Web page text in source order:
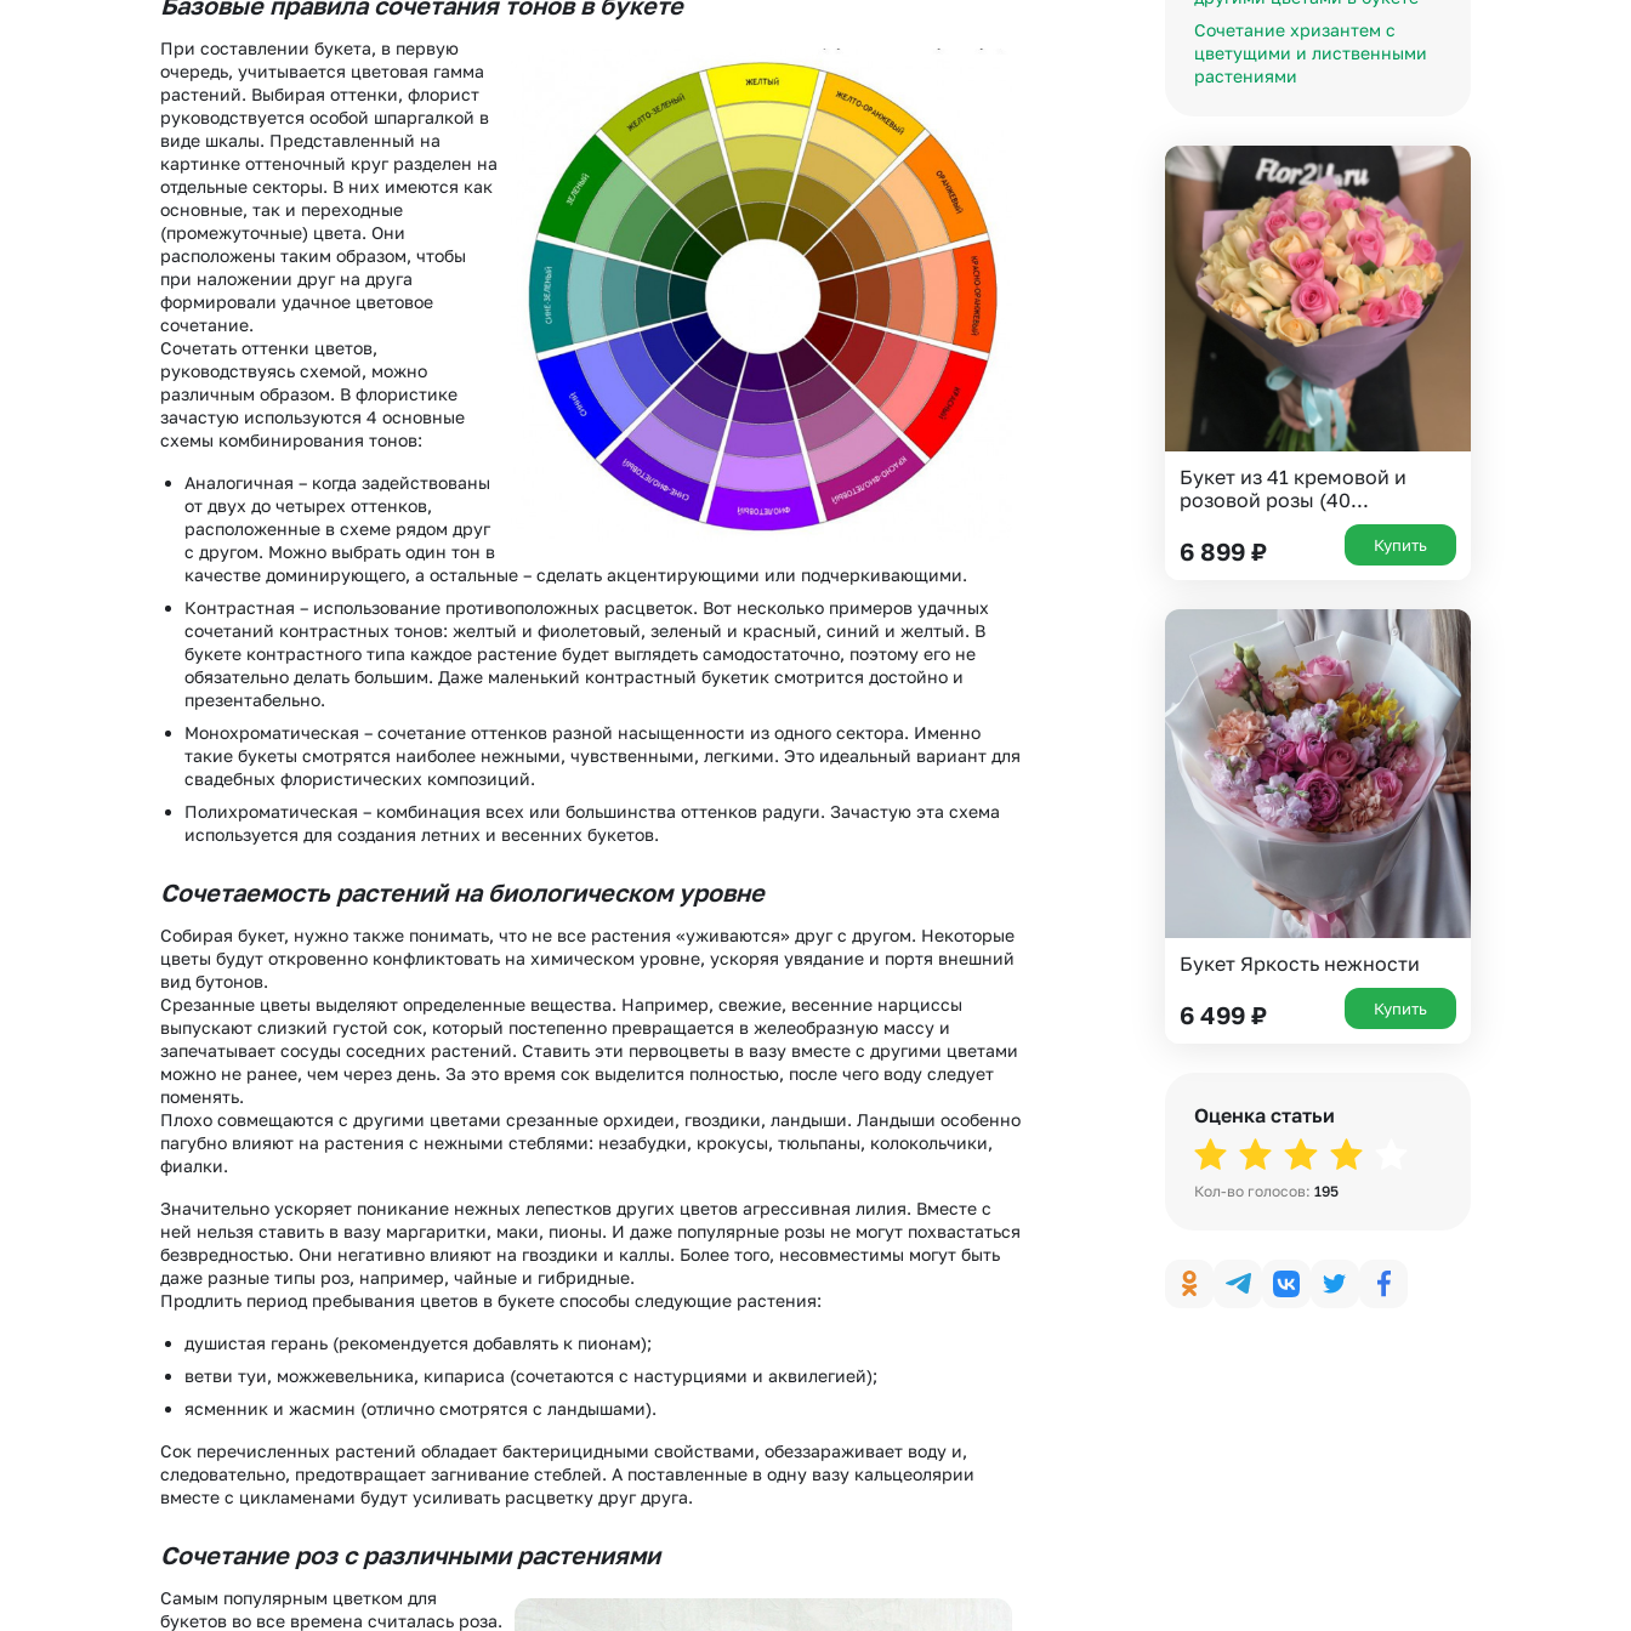
Гвоздики
Гипсофила
Гортензии
Ирисы
Фрезия
Эустома
Хиты продаж
Новинки
До 10000 рублей
Черная пятница
Все категории
Все получатели
При составлении букета, в первую
очередь, учитывается цветовая гамма
растений. Выбирая оттенки, флорист
руководствуется особой шпаргалкой в
виде шкалы. Представленный на
картинке оттеночный круг разделен на
отдельные секторы. В них имеются как
основные, так и переходные
(промежуточные) цвета. Они
расположены таким образом, чтобы
при наложении друг на друга
формировали удачное цветовое
сочетание.
Сочетать оттенки цветов,
руководствуясь схемой, можно
различным образом. В флористике
зачастую используются 4 основные
схемы комбинирования тонов:
Аналогичная – когда задействованы
от двух до четырех оттенков,
расположенные в схеме рядом друг
с другом. Можно выбрать один тон в
качестве доминирующего, а остальные – сделать акцентирующими или подчеркивающими.
Контрастная – использование противоположных расцветок. Вот несколько примеров удачных
сочетаний контрастных тонов: желтый и фиолетовый, зеленый и красный, синий и желтый. В
букете контрастного типа каждое растение будет выглядеть самодостаточно, поэтому его не
обязательно делать большим. Даже маленький контрастный букетик смотрится достойно и
презентабельно.
Монохроматическая – сочетание оттенков разной насыщенности из одного сектора. Именно
такие букеты смотрятся наиболее нежными, чувственными, легкими. Это идеальный вариант для
свадебных флористических композиций.
Полихроматическая – комбинация всех или большинства оттенков радуги. Зачастую эта схема
используется для создания летних и весенних букетов.
Сочетаемость растений на биологическом уровне
Собирая букет, нужно также понимать, что не все растения «уживаются» друг с другом. Некоторые
цветы будут откровенно конфликтовать на химическом уровне, ускоряя увядание и портя внешний
вид бутонов.
Срезанные цветы выделяют определенные вещества. Например, свежие, весенние нарциссы
выпускают слизкий густой сок, который постепенно превращается в желеобразную массу и
запечатывает сосуды соседних растений. Ставить эти первоцветы в вазу вместе с другими цветами
можно не ранее, чем через день. За это время сок выделится полностью, после чего воду следует
поменять.
Плохо совмещаются с другими цветами срезанные орхидеи, гвоздики, ландыши. Ландыши особенно
пагубно влияют на растения с нежными стеблями: незабудки, крокусы, тюльпаны, колокольчики,
фиалки.
Значительно ускоряет поникание нежных лепестков других цветов агрессивная лилия. Вместе с
ней нельзя ставить в вазу маргаритки, маки, пионы. И даже популярные розы не могут похвастаться
безвредностью. Они негативно влияют на гвоздики и каллы. Более того, несовместимы могут быть
даже разные типы роз, например, чайные и гибридные.
Продлить период пребывания цветов в букете способы следующие растения:
душистая герань (рекомендуется добавлять к пионам);
ветви туи, можжевельника, кипариса (сочетаются с настурциями и аквилегией);
ясменник и жасмин (отлично смотрятся с ландышами).
Сок перечисленных растений обладает бактерицидными свойствами, обеззараживает воду и,
следовательно, предотвращает загнивание стеблей. А поставленные в одну вазу кальцеолярии
вместе с цикламенами будут усиливать расцветку друг друга.
Сочетание роз с различными растениями
Самым популярным цветком для
букетов во все времена считалась роза.
Сочетание хризантем с
цветущими и лиственными
растениями
Букет из 41 кремовой и
розовой розы (40...
6 899 ₽ Купить
Букет Яркость нежности
6 499 ₽ Купить
Оценка статьи
Кол-во голосов: 195